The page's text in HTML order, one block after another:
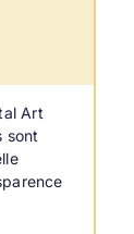
Art
sont